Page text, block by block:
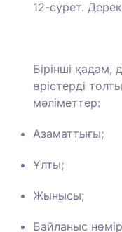
12-сурет.
Бірінші қадам,
өрістерді
мәліметтер:
Азаматтығы;
Ұлты;
Жынысы;
Байланыс